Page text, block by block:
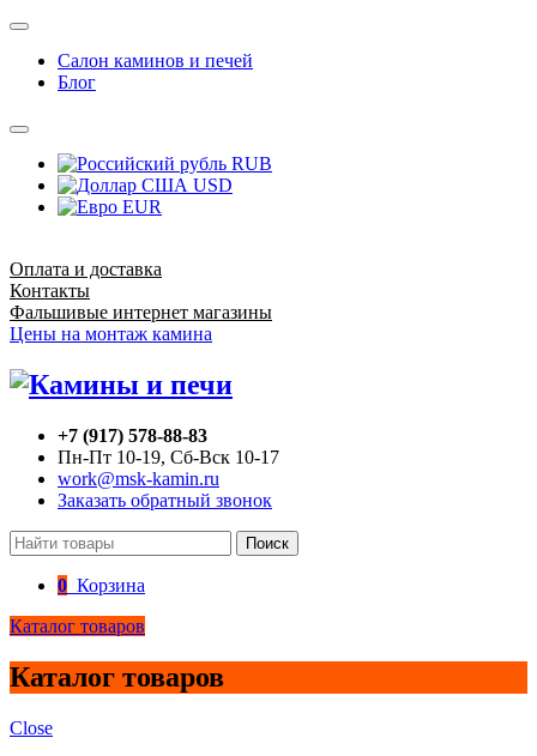
Салон каминов и печей
Блог
RUB
USD
EUR
Оплата и доставка
Контакты
Фальшивые интернет магазины
Цены на монтаж камина
+7 (917) 578-88-83
Пн-Пт 10-19, Сб-Вск 10-17
work@msk-kamin.ru
Заказать обратный звонок
Поиск
0 Корзина
Каталог товаров
Каталог товаров
Close